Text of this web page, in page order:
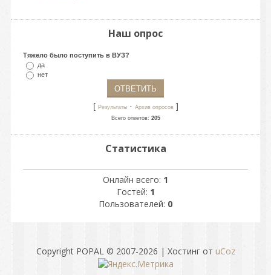
Наш опрос
Тяжело было поступить в ВУЗ?
да
нет
[ Результаты· Архив опросов]
Всего ответов: 205
Статистика
Онлайн всего: 1
Гостей: 1
Пользователей: 0
Copyright POPAL © 2007-2026 | Хостинг от uCoz